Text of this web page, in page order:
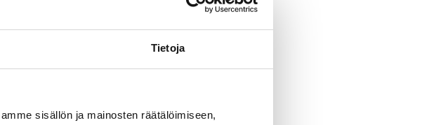
Tietoja
sisällön ja mainosten räätälöimiseen,